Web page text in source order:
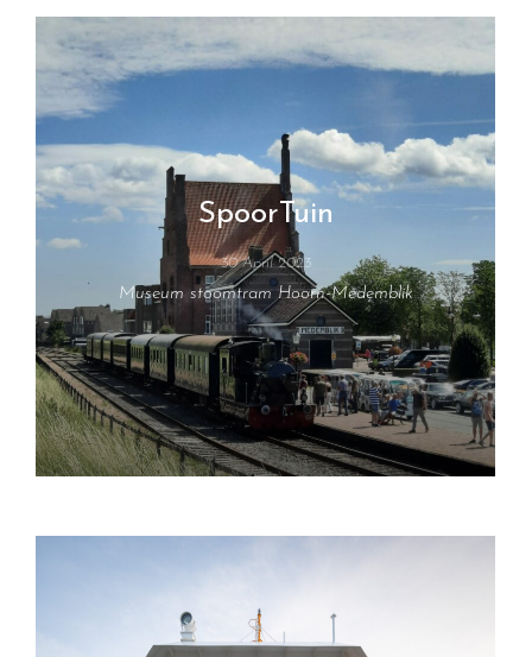
SpoorTuin
30 April 2023
Museum stoomtram Hoorn-Medemblik